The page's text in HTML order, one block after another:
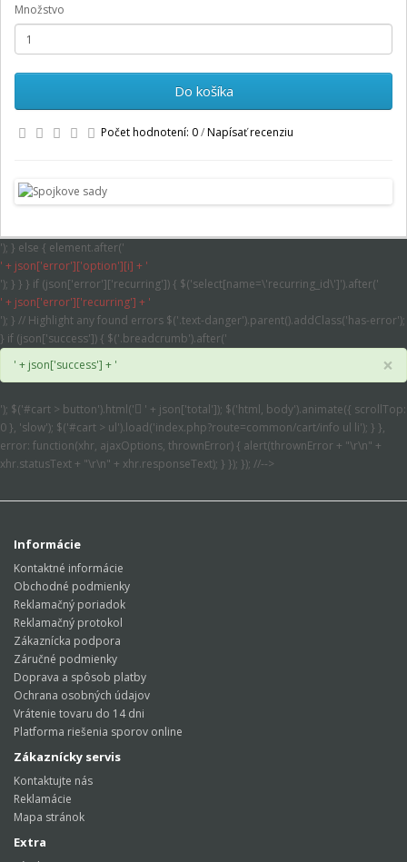
Množstvo
Do košíka
Počet hodnotení: 0/Napísať recenziu
'); } else { element.after('
' + json['error']['option'][i] + '
'); } } } if (json['error']['recurring']) { $('select[name=\'recurring_id\']').after('
' + json['error']['recurring'] + '
'); } // Highlight any found errors $('.text-danger').parent().addClass('has-error');
} if (json['success']) { $('.breadcrumb').after('
' + json['success'] + '
×
'); $('#cart > button').html('
' + json['total']); $('html, body').animate({ scrollTop:
0 }, 'slow'); $('#cart > ul').load('index.php?route=common/cart/info ul li'); } },
error: function(xhr, ajaxOptions, thrownError) { alert(thrownError + "\r\n" +
xhr.statusText + "\r\n" + xhr.responseText); } }); }); //-->
Informácie
Kontaktné informácie
Obchodné podmienky
Reklamačný poriadok
Reklamačný protokol
Zákaznícka podpora
Záručné podmienky
Doprava a spôsob platby
Ochrana osobných údajov
Vrátenie tovaru do 14 dni
Platforma riešenia sporov online
Zákaznícky servis
Kontaktujte nás
Reklamácie
Mapa stránok
Extra